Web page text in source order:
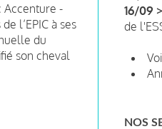
Accenture -
l’EPIC à ses
du
son cheval
16/09 >
de
NOS